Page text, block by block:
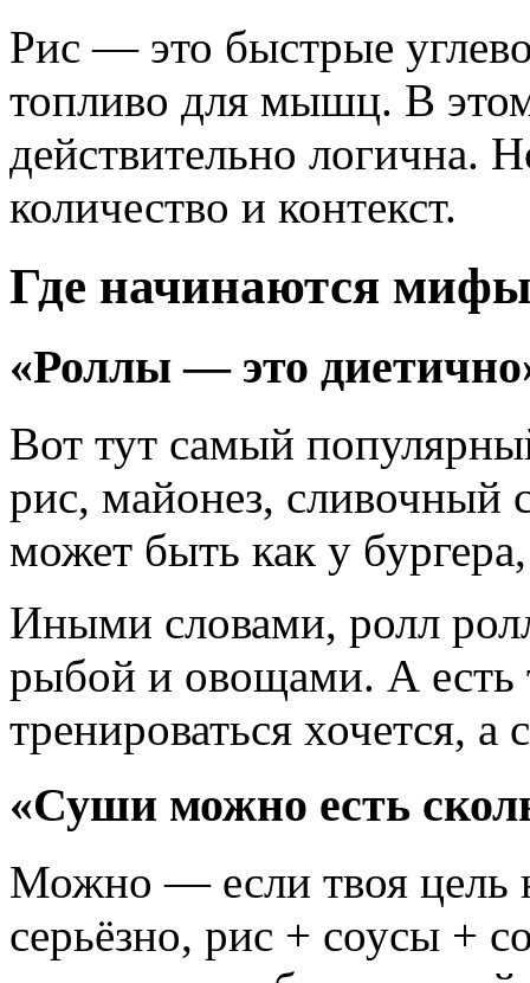
Рис — это быстрые
топливо для мышц. В
действительно логична.
количество и контекст.
Где начинаются
«Роллы — это
Вот тут самый
рис, майонез, сливочный
может быть как у
Иными словами, ролл
рыбой и овощами. А есть
тренироваться хочется, а
«Суши можно есть
Можно — если твоя цель
серьёзно, рис + соусы +